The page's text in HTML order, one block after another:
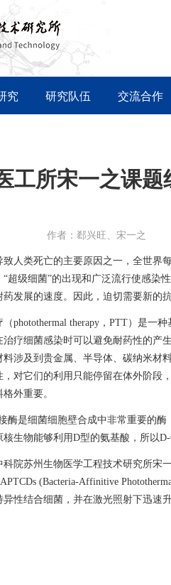
究 研究队伍 交流合作
工所宋一之课
作者：郄兴旺、宋一之
致人类死亡的主要原因之一，全世界
超级细菌”的出现和 广泛流行使感染
药发展的速度。因此，迫切需要新的
（photothermal therapy ， PTT）是一
疗细菌感染时可以避免耐药性的产生
料涉及到贵金属、半导体、碳纳米材
，对它们的利用只能停留在体外阶段
外重要。
酶是细菌细胞壁合成中非常重要的
核生物能够利用D型的氨基酸，所以
科院苏州生物医学工程技术研究所宋
(Bacteria-Affinitive
性结合细菌，并在激光照射下迅速